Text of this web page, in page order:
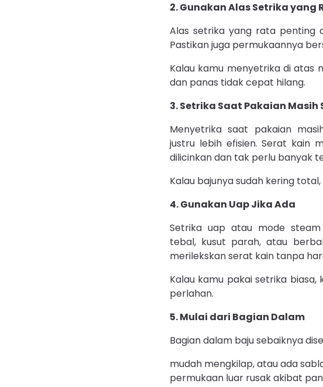
2. Gunakan Alas Setrika yang
Alas setrika yang rata penting
Pastikan juga permukaannya
Kalau kamu menyetrika di atas
dan panas tidak cepat hilang.
3. Setrika Saat Pakaian Masih
Menyetrika saat pakaian
justru lebih efisien. Serat kain
dilicinkan dan tak perlu banyak
Kalau bajunya sudah kering
4. Gunakan Uap Jika Ada
Setrika uap atau mode
tebal, kusut parah, atau
merilekskan serat kain tanpa
Kalau kamu pakai setrika
perlahan.
5. Mulai dari Bagian Dalam
Bagian dalam baju sebaiknya
mudah mengkilap, atau ada
permukaan luar rusak akibat